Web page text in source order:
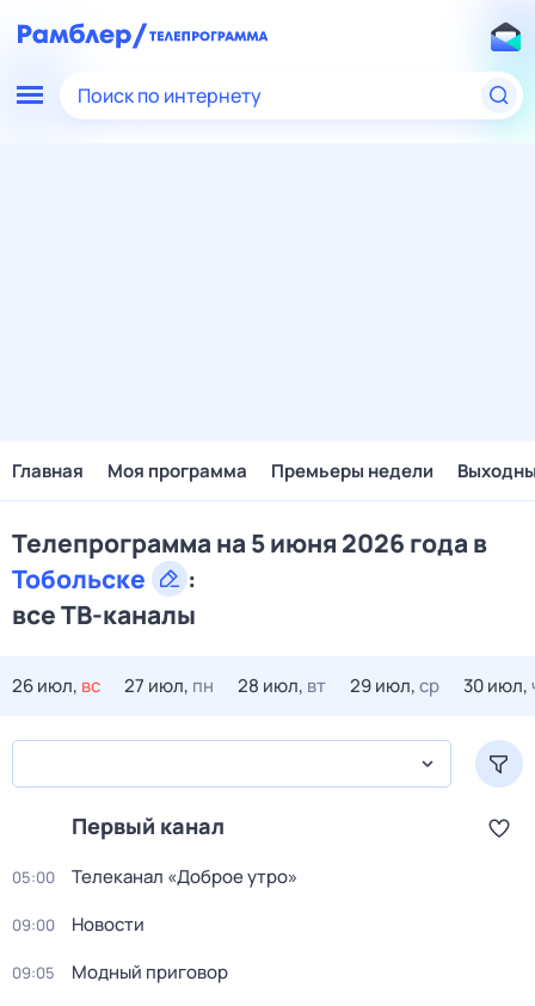
Поиск по интернету
Главная Моя программа Премьеры недели
Телепрограмма на 5 июня 2026 года в
Тобольске
:
все ТВ-каналы
26 июл, вс 27 июл, пн 28 июл, вт 29 июл,ср 30 июл,
Первый канал
05:00 Телеканал «Доброе утро»
09:00 Новости
09:05 Модный приговор